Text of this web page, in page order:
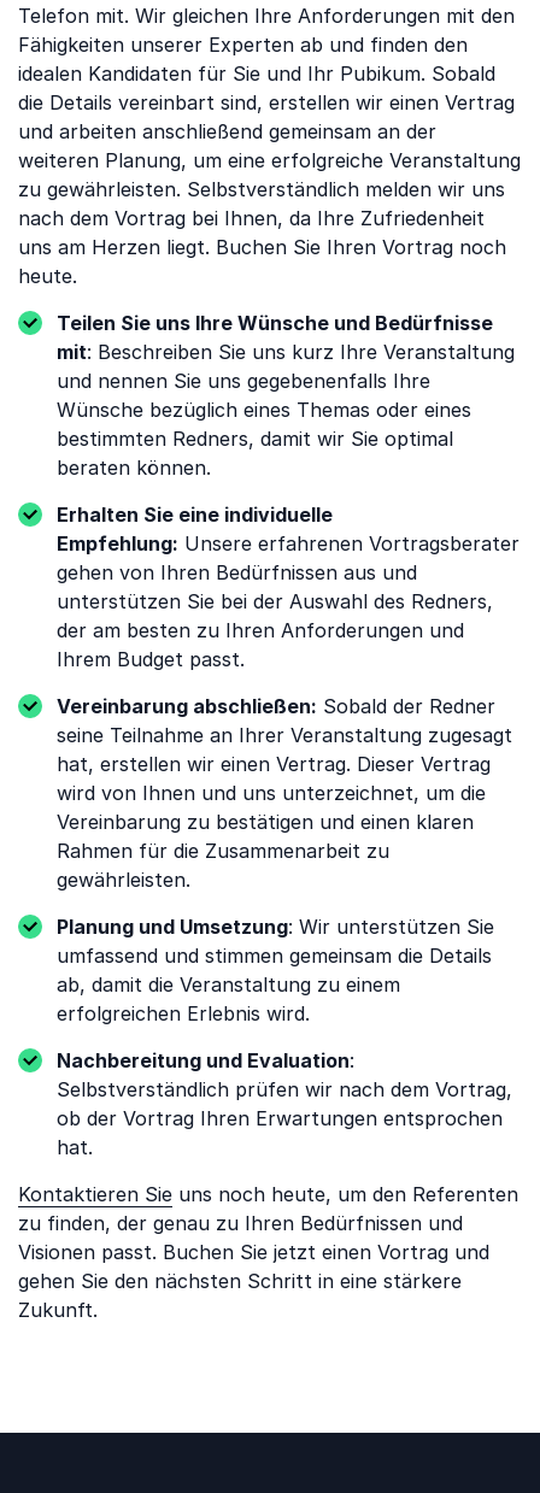
Telefon mit. Wir gleichen Ihre Anforderungen mit den
Fähigkeiten unserer Experten ab und finden den
idealen Kandidaten für Sie und Ihr Pubikum. Sobald
die Details vereinbart sind, erstellen wir einen Vertrag
und arbeiten anschließend gemeinsam an der
weiteren Planung, um eine erfolgreiche Veranstaltung
zu gewährleisten. Selbstverständlich melden wir uns
nach dem Vortrag bei Ihnen, da Ihre Zufriedenheit
uns am Herzen liegt. Buchen Sie Ihren Vortrag noch
heute.
Teilen Sie uns Ihre Wünsche und Bedürfnisse
mit: Beschreiben Sie uns kurz Ihre Veranstaltung
und nennen Sie uns gegebenenfalls Ihre
Wünsche bezüglich eines Themas oder eines
bestimmten Redners, damit wir Sie optimal
beraten können.
Erhalten Sie eine individuelle
Empfehlung: Unsere erfahrenen Vortragsberater
gehen von Ihren Bedürfnissen aus und
unterstützen Sie bei der Auswahl des Redners,
der am besten zu Ihren Anforderungen und
Ihrem Budget passt.
Vereinbarung abschließen: Sobald der Redner
seine Teilnahme an Ihrer Veranstaltung zugesagt
hat, erstellen wir einen Vertrag. Dieser Vertrag
wird von Ihnen und uns unterzeichnet, um die
Vereinbarung zu bestätigen und einen klaren
Rahmen für die Zusammenarbeit zu
gewährleisten.
Planung und Umsetzung: Wir unterstützen Sie
umfassend und stimmen gemeinsam die Details
ab, damit die Veranstaltung zu einem
erfolgreichen Erlebnis wird.
Nachbereitung und Evaluation:
Selbstverständlich prüfen wir nach dem Vortrag,
ob der Vortrag Ihren Erwartungen entsprochen
hat.
Kontaktieren Sie uns noch heute, um den Referenten
zu finden, der genau zu Ihren Bedürfnissen und
Visionen passt. Buchen Sie jetzt einen Vortrag und
gehen Sie den nächsten Schritt in eine stärkere
Zukunft.